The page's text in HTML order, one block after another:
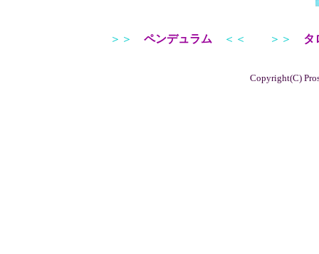
＞＞ ペンデュラム ＜＜ ＞＞ タ
Copyright(C)